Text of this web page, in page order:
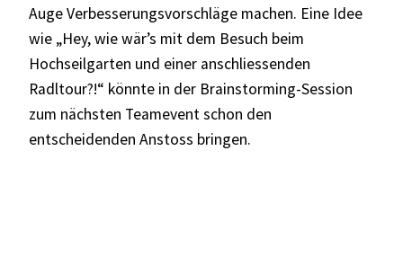
Auge Verbesserungsvorschläge machen. Eine Idee
wie „Hey, wie wär’s mit dem Besuch beim
Hochseilgarten und einer anschliessenden
Radltour?!“ könnte in der Brainstorming-Session
zum nächsten Teamevent schon den
entscheidenden Anstoss bringen.